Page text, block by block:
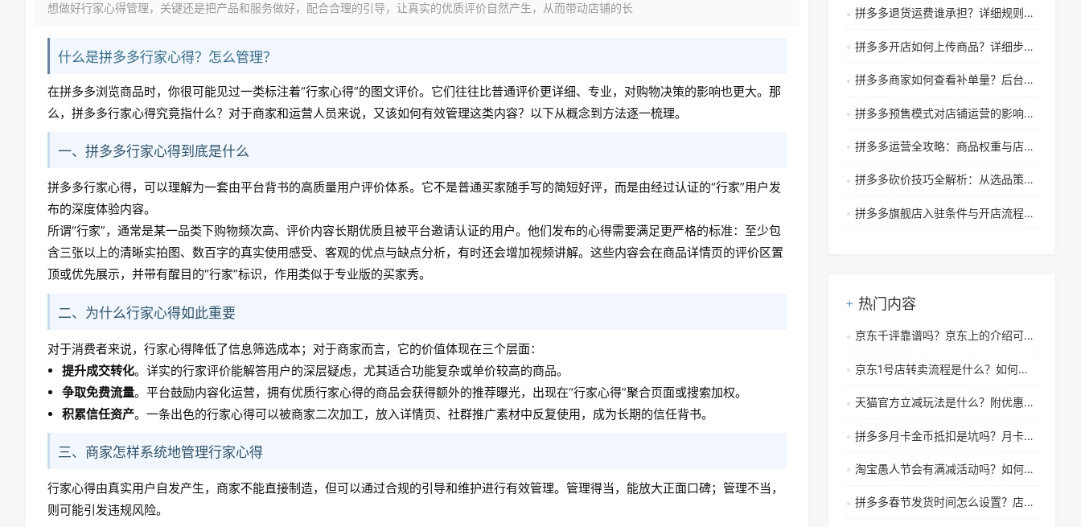
想做好行家心得管理，关键还是把产品和服务做好，配合合理的引导，让真实的优质评价自然产生，从而带动店铺的长
什么是拼多多行家心得？怎么管理？
在拼多多浏览商品时，你很可能见过一类标注着“行家心得”的图文评价。它们往往比普通评价更详细、专业，对购物决策的影响也更大。那
么，拼多多行家心得究竟指什么？对于商家和运营人员来说，又该如何有效管理这类内容？以下从概念到方法逐一梳理。
一、拼多多行家心得到底是什么
拼多多行家心得，可以理解为一套由平台背书的高质量用户评价体系。它不是普通买家随手写的简短好评，而是由经过认证的“行家”用户发
布的深度体验内容。
所谓“行家”，通常是某一品类下购物频次高、评价内容长期优质且被平台邀请认证的用户。他们发布的心得需要满足更严格的标准：至少包
含三张以上的清晰实拍图、数百字的真实使用感受、客观的优点与缺点分析，有时还会增加视频讲解。这些内容会在商品详情页的评价区置
顶或优先展示，并带有醒目的“行家”标识，作用类似于专业版的买家秀。
二、为什么行家心得如此重要
对于消费者来说，行家心得降低了信息筛选成本；对于商家而言，它的价值体现在三个层面：
提升成交转化。详实的行家评价能解答用户的深层疑虑，尤其适合功能复杂或单价较高的商品。
争取免费流量。平台鼓励内容化运营，拥有优质行家心得的商品会获得额外的推荐曝光，出现在“行家心得”聚合页面或搜索加权。
积累信任资产。一条出色的行家心得可以被商家二次加工，放入详情页、社群推广素材中反复使用，成为长期的信任背书。
三、商家怎样系统地管理行家心得
行家心得由真实用户自发产生，商家不能直接制造，但可以通过合规的引导和维护进行有效管理。管理得当，能放大正面口碑；管理不当，
则可能引发违规风险。
拼多多退货运费谁承担？详细规则说明与买家商家责任区分
拼多多开店如何上传商品？详细步骤指南与注意事项解析
拼多多商家如何查看补单量？后台操作步骤与管理技巧全解析
拼多多预售模式对店铺运营的影响与管理策略全解析
拼多多运营全攻略：商品权重与店铺评分的核心规则解析
拼多多砍价技巧全解析：从选品策略到可靠性深度揭秘
拼多多旗舰店入驻条件与开店流程全解析
热门内容
京东千评靠谱吗？京东上的介绍可信吗
京东1号店转卖流程是什么？如何卖一个高价呢？
天猫官方立减玩法是什么？附优惠券叠加规则
拼多多月卡金币抵扣是坑吗？月卡满减券能叠加吗？
淘宝愚人节会有满减活动吗？如何使用？
拼多多春节发货时间怎么设置？店铺打烊怎么设置？